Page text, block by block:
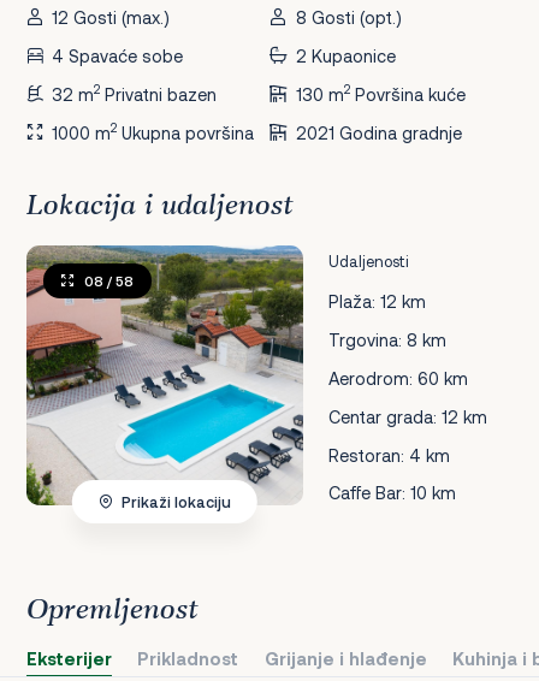
12 Gosti (max.)
8 Gosti (opt.)
4 Spavaće sobe
2 Kupaonice
32 m2 Privatni bazen 130 m2Površina kuće
1000 m2 Ukupna površina 2021 Godina gradnje
Lokacija i udaljenost
Udaljenosti
Plaža: 12 km
Trgovina: 8 km
Aerodrom: 60 km
Centar grada: 12 km
Restoran: 4 km
Caffe Bar: 10 km
08 / 58
Prikaži lokaciju
Opremljenost
Eksterijer Prikladnost Grijanje i hlađenje Kuhinja i